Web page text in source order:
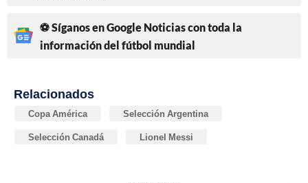
⚽ Síganos en Google Noticias con toda la
información del fútbol mundial
Relacionados
Copa América Selección Argentina
Selección Canadá Lionel Messi